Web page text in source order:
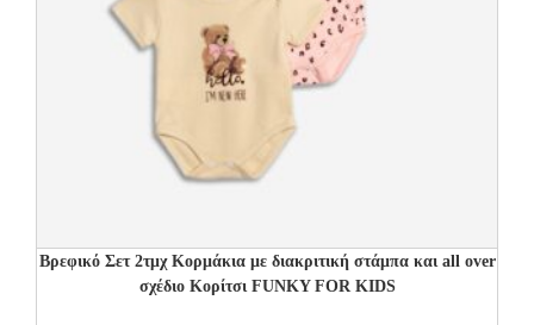
Βρεφικό Σετ 2τμχ Κορμάκια με διακριτική στάμπα και all over
σχέδιο Κορίτσι FUNKY FOR KIDS